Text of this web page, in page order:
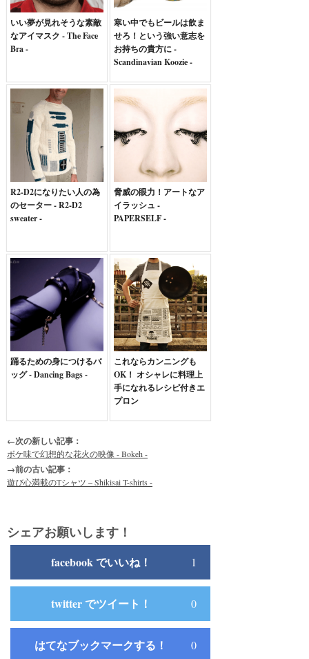
いい夢が見れそうな素敵
なアイマスク - The Face
Bra -
寒い中でもビールは飲ま
せろ！という強い意志を
お持ちの貴方に -
Scandinavian Koozie -
R2-D2になりたい人の為
のセーター - R2-D2
sweater -
脅威の眼力！アートなア
イラッシュ -
PAPERSELF -
踊るための身につけるバ
ッグ - Dancing Bags -
これならカンニングも
OK！ オシャレに料理上
手になれるレシピ付きエ
プロン
←次の新しい記事：
ボケ味で幻想的な花火の映像 - Bokeh -
→前の古い記事：
遊び心満載のTシャツ – Shikisai T-shirts -
シェアお願いします！
facebook でいいね！ 1
twitter でツイート！ 0
はてなブックマークする！ 0